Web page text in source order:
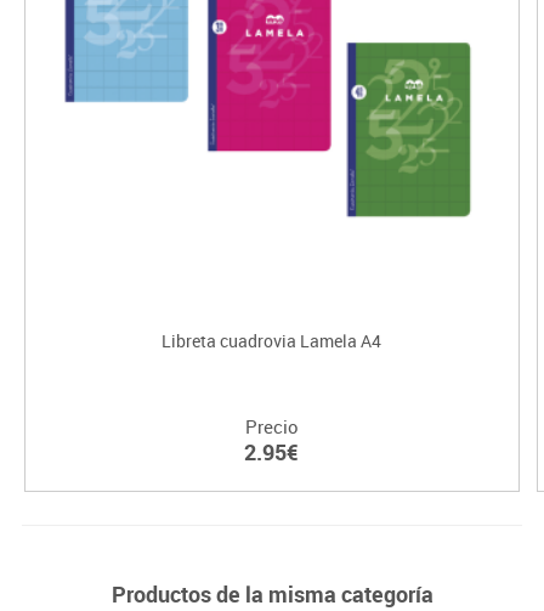
Libreta cuadrovia Lamela A4
Precio
2.95€
Productos de la misma categoría